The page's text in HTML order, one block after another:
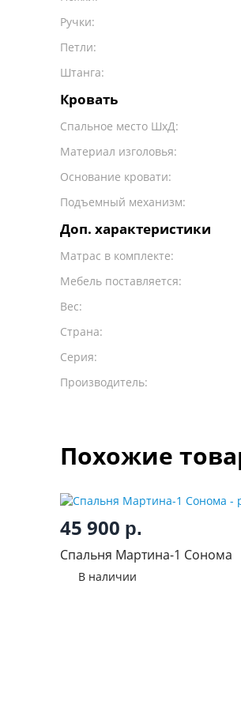
Ручки:
Петли:
Штанга:
Кровать
Спальное место ШxД:
Материал изголовья:
Основание кровати:
Подъемный механизм:
Доп. характеристики
Матрас в комплекте:
Мебель поставляется:
Вес:
Страна:
Серия:
Производитель:
Похожие
45 900 р.
Спальня Мартина-1 Сонома
В наличии